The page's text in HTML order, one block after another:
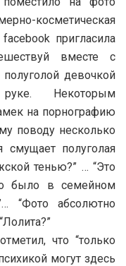
косметическая
пригласила
вместе с
девочкой
руке. Некоторым
на порнографию
поводу несколько
смущает полуголая
тенью?” … “Это
было в семейном
“Фото абсолютно
что “только
могут здесь